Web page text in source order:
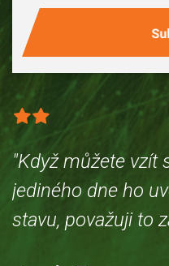
"Když můžete vzít
jediného dne ho
stavu, považuji to